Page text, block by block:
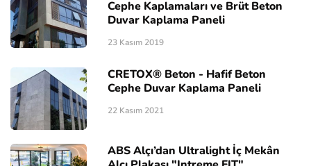
Cephe Kaplamaları ve Brüt Beton
Duvar Kaplama Paneli
23 Kasım 2019
CRETOX® Beton - Hafif Beton
Cephe Duvar Kaplama Paneli
22 Kasım 2021
ABS Alçı’dan Ultralight İç Mekân